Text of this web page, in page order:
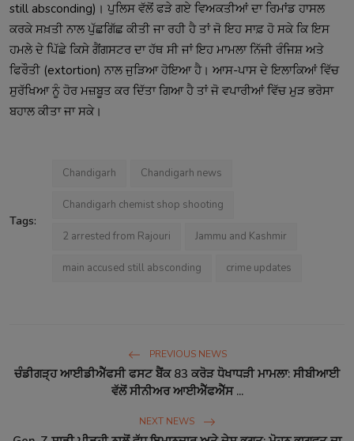
still absconding)। ਪੁਲਿਸ ਵੱਲੋਂ ਫੜੇ ਗਏ ਵਿਅਕਤੀਆਂ ਦਾ ਰਿਮਾਂਡ ਹਾਸਲ
ਕਰਕੇ ਸਖ਼ਤੀ ਨਾਲ ਪੁੱਛਗਿੱਛ ਕੀਤੀ ਜਾ ਰਹੀ ਹੈ ਤਾਂ ਜੋ ਇਹ ਸਾਫ਼ ਹੋ ਸਕੇ ਕਿ ਇਸ
ਹਮਲੇ ਦੇ ਪਿੱਛੇ ਕਿਸੇ ਗੈਂਗਸਟਰ ਦਾ ਹੱਥ ਸੀ ਜਾਂ ਇਹ ਮਾਮਲਾ ਨਿੱਜੀ ਰੰਜਿਸ਼ ਅਤੇ
ਫਿਰੌਤੀ (extortion) ਨਾਲ ਜੁੜਿਆ ਹੋਇਆ ਹੈ। ਆਸ-ਪਾਸ ਦੇ ਇਲਾਕਿਆਂ ਵਿੱਚ
ਸੁਰੱਖਿਆ ਨੂੰ ਹੋਰ ਮਜ਼ਬੂਤ ਕਰ ਦਿੱਤਾ ਗਿਆ ਹੈ ਤਾਂ ਜੋ ਵਪਾਰੀਆਂ ਵਿੱਚ ਮੁੜ ਭਰੋਸਾ
ਬਹਾਲ ਕੀਤਾ ਜਾ ਸਕੇ।
Tags:
Chandigarh Chandigarh news
Chandigarh chemist shop shooting
2 arrested from Rajouri Jammu and Kashmir
main accused still absconding crime updates
PREVIOUS NEWS
ਚੰਡੀਗੜ੍ਹ ਆਈਡੀਐੱਫਸੀ ਫਸਟ ਬੈਂਕ 83 ਕਰੋੜ ਧੋਖਾਧੜੀ ਮਾਮਲਾ: ਸੀਬੀਆਈ
ਵੱਲੋਂ ਸੀਨੀਅਰ ਆਈਐੱਫਐੱਸ ...
NEXT NEWS